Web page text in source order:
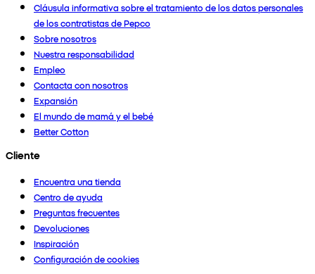
Cláusula informativa sobre el tratamiento de los datos personales
de los contratistas de Pepco
Sobre nosotros
Nuestra responsabilidad
Empleo
Contacta con nosotros
Expansión
El mundo de mamá y el bebé
Better Cotton
Cliente
Encuentra una tienda
Centro de ayuda
Preguntas frecuentes
Devoluciones
Inspiración
Configuración de cookies